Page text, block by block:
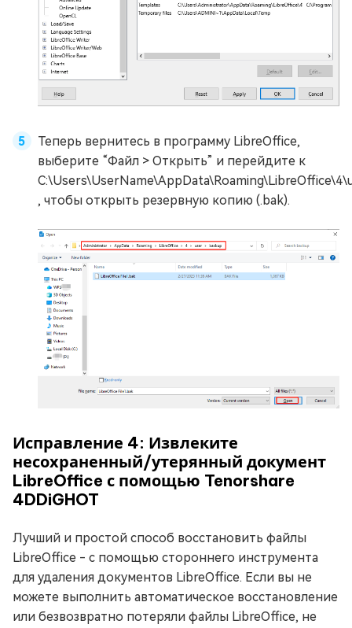
Теперь вернитесь в программу LibreOffice,
выберите “Файл > Открыть” и перейдите к
, чтобы открыть резервную копию (.bak).
Исправление 4: Извлеките
несохраненный/утерянный документ
LibreOffice с помощью Tenorshare
4DDiGHOT
Лучший и простой способ восстановить файлы
LibreOffice - с помощью стороннего инструмента
для удаления документов LibreOffice. Если вы не
можете выполнить автоматическое восстановление
или безвозвратно потеряли файлы LibreOffice, не